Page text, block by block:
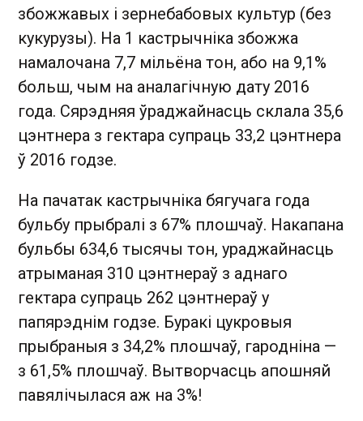
збожжавых і зернебабовых культур (без
кукурузы). На 1 кастрычніка збожжа
намалочана 7,7 мільёна тон, або на 9,1%
больш, чым на аналагічную дату 2016
года. Сярэдняя ўраджайнасць склала 35,6
цэнтнера з гектара супраць 33,2 цэнтнера
ў 2016 годзе.
На пачатак кастрычніка бягучага года
бульбу прыбралі з 67% плошчаў. Накапана
бульбы 634,6 тысячы тон, ураджайнасць
атрыманая 310 цэнтнераў з аднаго
гектара супраць 262 цэнтнераў у
папярэднім годзе. Буракі цукровыя
прыбраныя з 34,2% плошчаў, гародніна —
з 61,5% плошчаў. Вытворчасць апошняй
павялічылася аж на 3%!